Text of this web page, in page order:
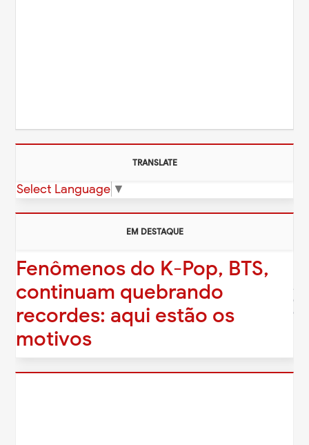
TRANSLATE
Select Language ▼
EM DESTAQUE
Fenômenos do K-Pop, BTS,
continuam quebrando
recordes: aqui estão os
motivos
c...